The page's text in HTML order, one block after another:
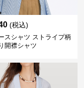
(税込)
スシャツ ストライプ柄
開襟シャツ